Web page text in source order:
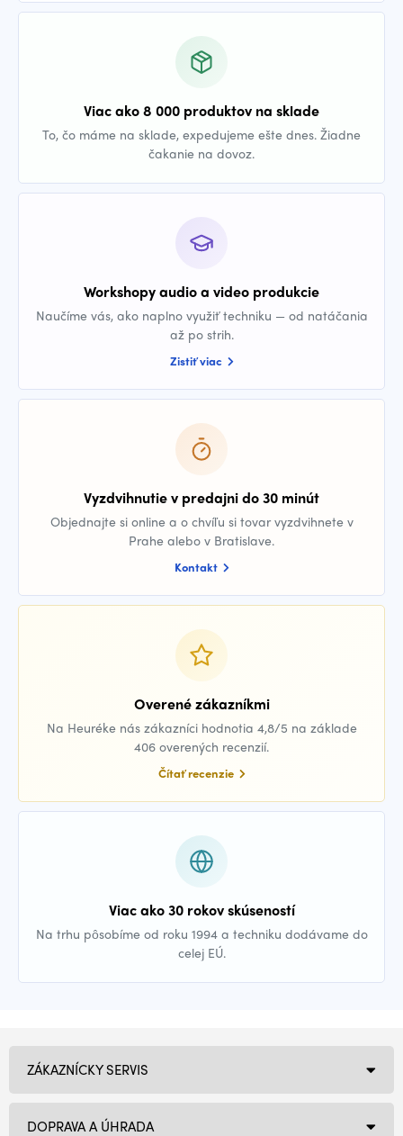
Viac ako 8 000 produktov na sklade
To, čo máme na sklade, expedujeme ešte dnes. Žiadne
čakanie na dovoz.
Workshopy audio a video produkcie
Naučíme vás, ako naplno využiť techniku — od natáčania
až po strih.
Zistiť viac
Vyzdvihnutie v predajni do 30 minút
Objednajte si online a o chvíľu si tovar vyzdvihnete v
Prahe alebo v Bratislave.
Kontakt
Overené zákazníkmi
Na Heuréke nás zákazníci hodnotia 4,8/5 na základe
406 overených recenzií.
Čítať recenzie
Viac ako 30 rokov skúseností
Na trhu pôsobíme od roku 1994 a techniku dodávame do
celej EÚ.
ZÁKAZNÍCKY SERVIS
DOPRAVA A ÚHRADA